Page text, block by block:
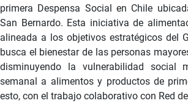
primera Despensa Social en Chile
San Bernardo. Esta iniciativa de
alineada a los objetivos estratégicos del
busca el bienestar de las personas
disminuyendo la vulnerabilidad social
semanal a alimentos y productos de
esto, con el trabajo colaborativo con Red